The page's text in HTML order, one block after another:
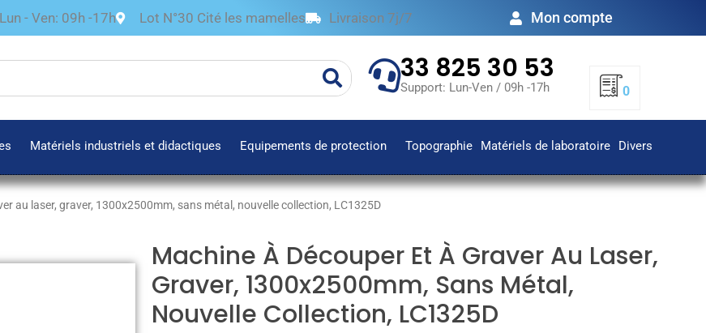
Lun - Ven: 09h -17h Lot N°30 Cité les mamelles Livraison 7j/7 Mon compte
33 825 30 53
Support: Lun-Ven / 09h -17h 0
Matériels industriels et didactiques Equipements de protection Topographie Matériels de laboratoire Divers
au laser, graver, 1300x2500mm, sans métal, nouvelle collection, LC1325D
Machine À Découper Et À Graver Au Laser,
Graver, 1300x2500mm, Sans Métal,
Nouvelle Collection, LC1325D